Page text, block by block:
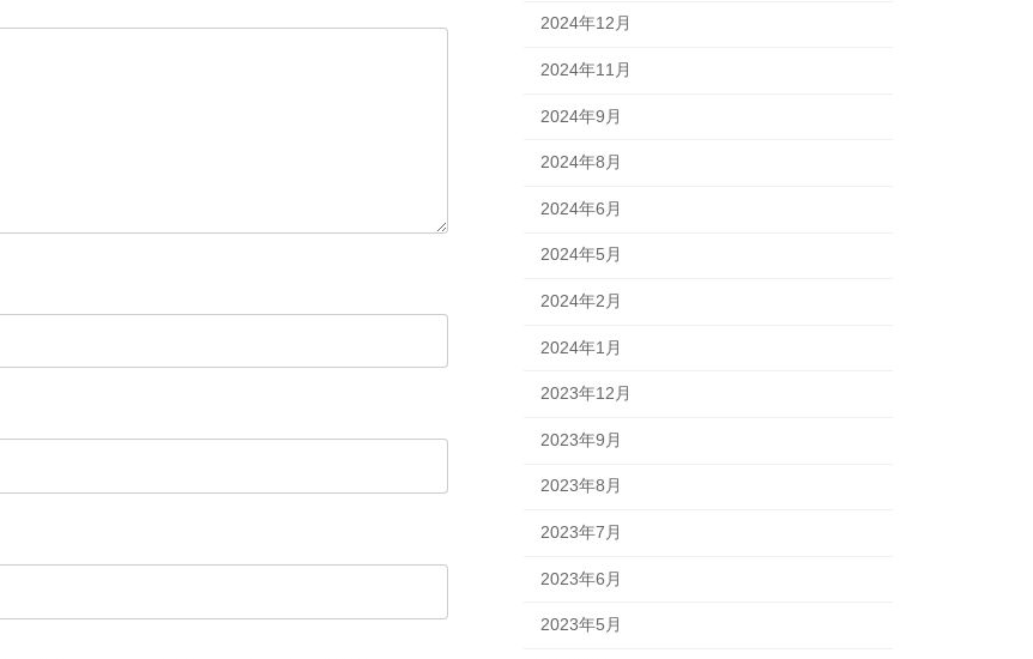
2024年12月
2024年11月
2024年9月
2024年8月
2024年6月
2024年5月
2024年2月
2024年1月
2023年12月
2023年9月
2023年8月
2023年7月
2023年6月
2023年5月